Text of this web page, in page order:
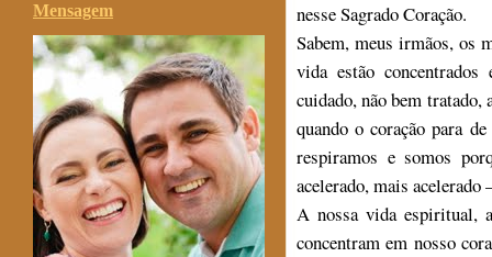
Mensagem
nesse Sagrado Coração.
Sabem, meus irmãos, os
vida estão
cuidado, não bem tratado,
quando o coração para
respiramos e somos
acelerado, mais
A nossa vida espiritual,
concentram em nosso